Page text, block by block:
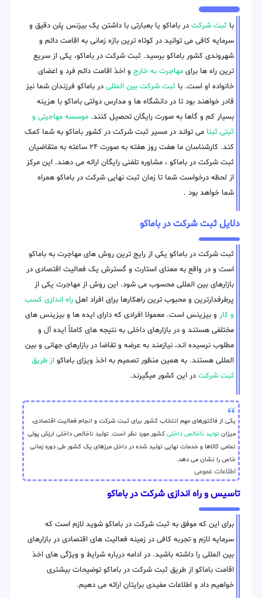
با ثبت شرکت در باماکو یا بعبارتی با داشتن یک بیزنس پلن دقیق و
سرمایه کافی می توانید در کوتاه ترین بازه زمانی به اقامت دائم و
شهروندی کشور باماکو برسید. ثبت شرکت در باماکو، یکی از سریع
ترین راه ها برای مهاجرت به خارج و اخذ اقامت دائم فرد و اعضای
خانواده او است. با ثبت شرکت بین المللی در باماکو فرزندان شما نیز
قادر خواهند بود تا در دانشگاه ها و مدارس دولتی باماکو با هزینه
بسیار کم و گاها به صورت رایگان تحصیل کنند. موسسه مهاجرتی و
ثبتی ثبتا می تواند در مسیر ثبت شرکت در کشور باماکو به شما کمک
کند. کارشناسان ما هفت روز هفته به صورت ۲۴ ساعته به متقاضیان
ثبت شرکت در باماکو ، مشاوره تلفنی رایگان ارائه می دهند. این مرکز
از لحظه درخواست شما تا زمان ثبت نهایی شرکت در باماکو همراه
شما خواهد بود .
دلایل ثبت شرکت در باماکو
ثبت شرکت در باماکو یکی از رایج ترین روش های مهاجرت به باماکو
است و در واقع به معنای استارت و گسترش یک فعالیت اقتصادی در
بازارهای بین المللی محسوب می شود. این روش از مهاجرت یکی از
پرطرفدارترین و محبوب ترین راهکارها برای افراد اهل راه اندازی کسب
و کار و بیزینس است. معمولا افرادی که دارای ایده ها و بیزینس های
مختلفی هستند و در بازارهای داخلی به نتیجه های کاملاً ایده آل و
مطلوب نرسیده اند، نیازمند به عرضه و تقاضا در بازارهای جهانی و بین
المللی هستند. به همین منظور تصمیم به اخذ ویزای باماکو از طریق
ثبت شرکت در این کشور میگیرند.
یکی از فاکتورهای مهم انتخاب کشور برای ثبت شرکت و انجام فعالیت اقتصادی،
میزان تولید ناخالص داخلی کشور مورد نظر است. تولید ناخالص داخلی ارزش پولی
تمامی کالاها و خدمات نهایی تولید شده در داخل مرزهای یک کشور طی دوره زمانی
خاص را نشان می دهد.
اطلاعات عمومی
تاسیس و راه اندازی شرکت در باماکو
برای این که موفق به ثبت شرکت در باماکو شوید لازم است که
سرمایه لازم و تجربه کافی در زمینه فعالیت های اقتصادی در بازارهای
بین المللی را داشته باشید. در ادامه درباره شرایط و ویژگی های اخذ
اقامت باماکو از طریق ثبت شرکت در باماکو توضیحات بیشتری
خواهیم داد و اطلاعات مفیدی برایتان ارائه می دهیم.